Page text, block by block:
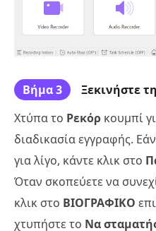
Βήμα 3
Ξεκινήστε
Χτύπα το Ρεκόρ κουμπί
διαδικασία εγγραφής.
για λίγο, κάντε κλικ στο
Όταν σκοπεύετε να
κλικ στο ΒΙΟΓΡΑΦΙΚΟ
χτυπήστε το Να